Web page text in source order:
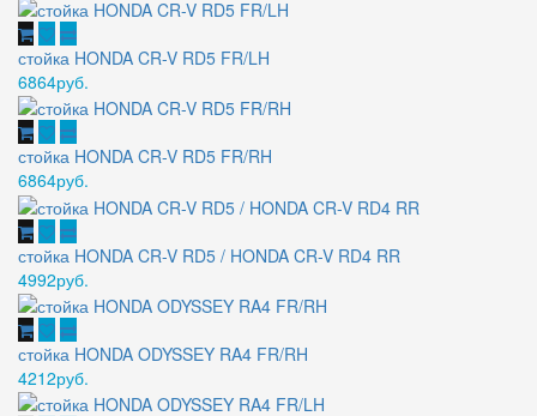
стойка HONDA CR-V RD5 FR/LH
6864руб.
стойка HONDA CR-V RD5 FR/RH
6864руб.
стойка HONDA CR-V RD5 / HONDA CR-V RD4 RR
4992руб.
стойка HONDA ODYSSEY RA4 FR/RH
4212руб.